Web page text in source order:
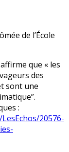
de l’École
que « les
des
sont une
:
20576-